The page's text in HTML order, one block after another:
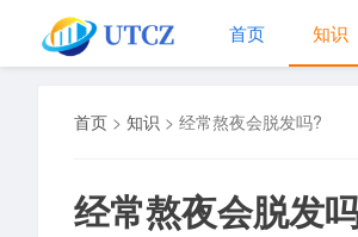
首页 知识
首页 > 知识 > 经常熬夜会脱发吗?
经常熬夜会脱发